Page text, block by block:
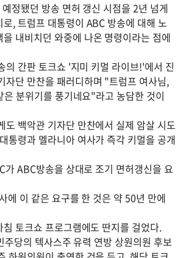
정됐던 방송 면허 갱신 시점을 2년 넘게
, 트럼프 대통령이 ABC 방송에 대해 노
내비치던 와중에 나온 명령이라는 점에
의 간판 토크쇼 '지미 키멀 라이브!'에서 진
자단 만찬을 패러디하며 "트럼프 여사님,
분위기를 풍기네요"라고 농담한 것이
도 백악관 기자단 만찬에서 실제 암살 시도
통령과 멜라니아 여사가 즉각 키멀을 공개
가 ABC방송을 상대로 조기 면허갱신을 요
에 이 같은 요구를 한 것은 약 50년 만에
침 토크쇼 프로그램에도 딴지를 걸었다.
당의 텍사스주 유력 연방 상원의원 후보